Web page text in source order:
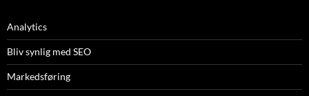
Analytics
Bliv synlig med SEO
Markedsføring